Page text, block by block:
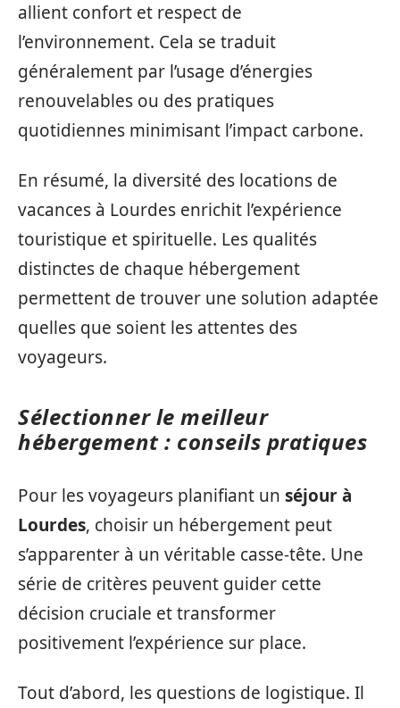
allient confort et respect de
l’environnement. Cela se traduit
généralement par l’usage d’énergies
renouvelables ou des pratiques
quotidiennes minimisant l’impact carbone.
En résumé, la diversité des locations de
vacances à Lourdes enrichit l’expérience
touristique et spirituelle. Les qualités
distinctes de chaque hébergement
permettent de trouver une solution adaptée
quelles que soient les attentes des
voyageurs.
Sélectionner le meilleur
hébergement : conseils pratiques
Pour les voyageurs planifiant un séjour à
Lourdes, choisir un hébergement peut
s’apparenter à un véritable casse-tête. Une
série de critères peuvent guider cette
décision cruciale et transformer
positivement l’expérience sur place.
Tout d’abord, les questions de logistique. Il